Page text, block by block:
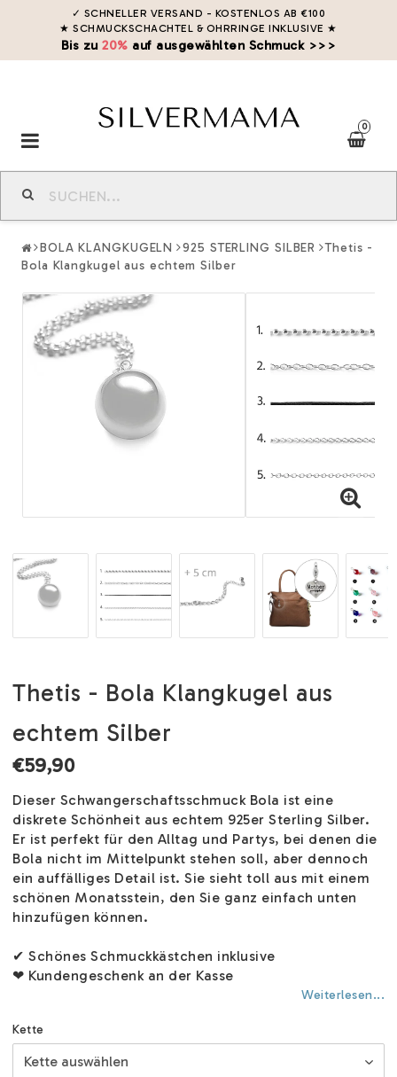
✓ SCHNELLER VERSAND - KOSTENLOS AB €100
★ SCHMUCKSCHACHTEL & OHRRINGE INKLUSIVE ★
Bis zu20% auf ausgewählten Schmuck >>>
0
Toggle
navigation
BOLA KLANGKUGELN 925 STERLING SILBER
Thetis -
Bola Klangkugel aus echtem Silber
Thetis - Bola Klangkugel aus
echtem Silber
€59,90
Dieser Schwangerschaftsschmuck Bola ist eine
diskrete Schönheit aus echtem 925er Sterling Silber.
Er ist perfekt für den Alltag und Partys, bei denen die
Bola nicht im Mittelpunkt stehen soll, aber dennoch
ein auffälliges Detail ist. Sie sieht toll aus mit einem
schönen Monatsstein, den Sie ganz einfach unten
hinzufügen können.
✔ Schönes Schmuckkästchen inklusive
❤ Kundengeschenk an der Kasse
Weiterlesen...
Kette